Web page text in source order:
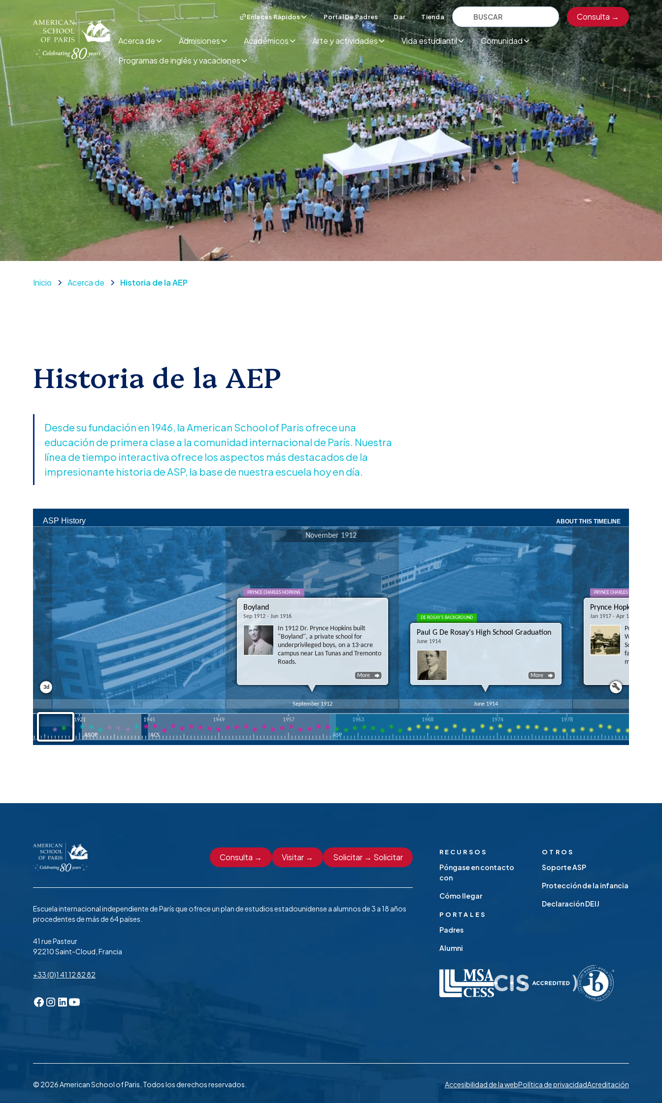
Enlaces Rápidos Portal De Padres Dar Tienda Consulta →
Acerca de Admisiones Académicos Arte y actividades Vida estudiantil
Comunidad
Programas de inglés y vacaciones
Inicio Acerca de Historia de la AEP
Historia de la AEP
Desde su fundación en 1946, la American School of Paris ofrece una
educación de primera clase a la comunidad internacional de París. Nuestra
línea de tiempo interactiva ofrece los aspectos más destacados de la
impresionante historia de ASP, la base de nuestra escuela hoy en día.
Consulta → Visitar → Solicitar → Solicitar
Escuela internacional independiente de París que ofrece un plan de estudios estadounidense a alumnos de 3 a 18 años
procedentes de más de 64 países.
41 rue Pasteur
92210 Saint-Cloud, Francia
+33 (0)1 41 12 82 82
RECURSOS
Póngase en contacto
con
Cómo llegar
PORTALES
Padres
Alumni
OTROS
Soporte ASP
Protección de la infancia
Declaración DEIJ
© 2026 American School of Paris. Todos los derechos reservados. Accesibilidad de la webPolítica de privacidadAcreditación